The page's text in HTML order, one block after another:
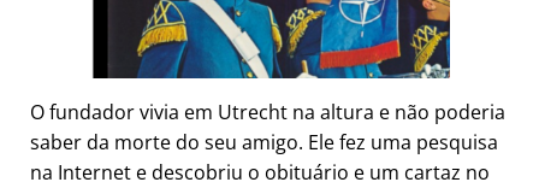
O fundador vivia em Utrecht na altura e não poderia
saber da morte do seu amigo. Ele fez uma pesquisa
na Internet e descobriu o obituário e um cartaz no